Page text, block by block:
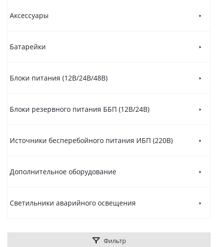
Аксессуары
Батарейки
Блоки питания (12В/24В/48В)
Блоки резервного питания ББП (12В/24В)
Источники бесперебойного питания ИБП (220В)
Дополнительное оборудование
Светильники аварийного освещения
Фильтр